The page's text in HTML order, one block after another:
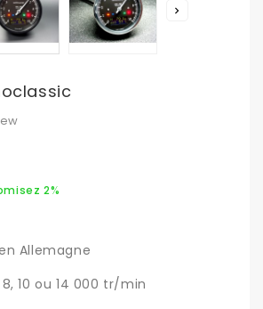

2%
Allemagne
8, 10 ou 14 000 tr/min